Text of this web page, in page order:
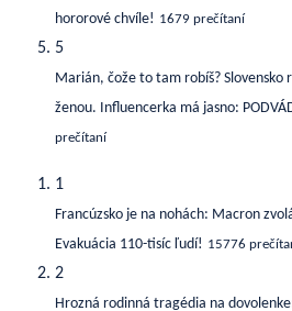
hororové chvíle! 1679 prečítaní
5
Marián, čože to tam robíš? Slovensko
ženou. Influencerka má jasno:
prečítaní
1
Francúzsko je na nohách: Macron
Evakuácia 110-tisíc ľudí! 15776
2
Hrozná rodinná tragédia na